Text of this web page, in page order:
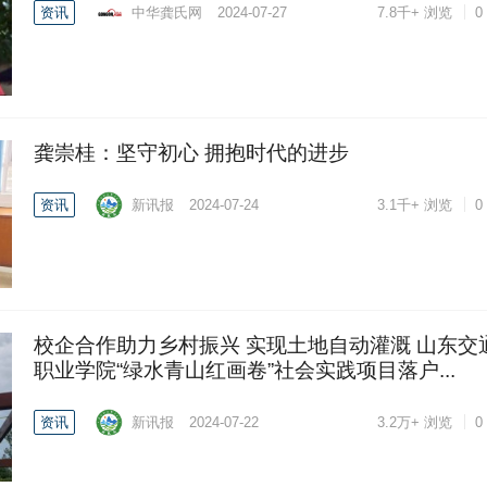
资讯 中华龚氏网 2024-07-27 7.8千+ 浏览 0
龚崇桂：坚守初心 拥抱时代的进步
资讯 新讯报 2024-07-24 3.1千+ 浏览 0
校企合作助力乡村振兴 实现土地自动灌溉 山东交
职业学院“绿水青山红画卷”社会实践项目落户...
资讯 新讯报 2024-07-22 3.2万+ 浏览 0